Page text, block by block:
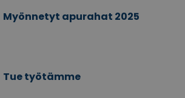
Myönnetyt apurahat 2025
Tue työtämme